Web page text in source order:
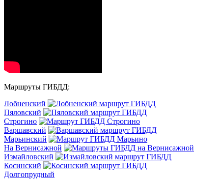
Маршруты ГИБДД:
Лобненский
Пяловский
Строгино
Варшавский
Марьинский
На Вернисажной
Измайловский
Косинский
Долгопрудный